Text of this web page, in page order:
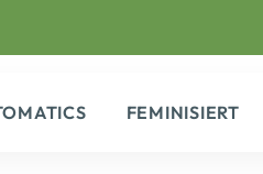
FEMINISIERT